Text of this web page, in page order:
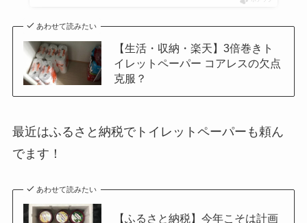
あわせて読みたい
【生活・収納・楽天】3倍巻きト
イレットペーパー コアレスの欠点
克服？
最近はふるさと納税でトイレットペーパーも頼ん
でます！
あわせて読みたい
【ふるさと納税】今年こそは計画